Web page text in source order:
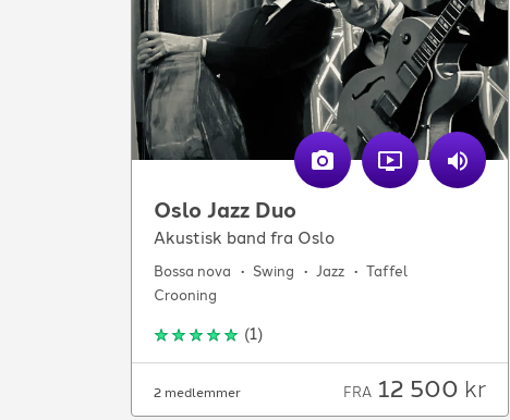
Oslo Jazz Duo
Akustisk band fra Oslo
Bossa nova Swing Jazz
Taffel
Crooning
(1)
2 medlemmer FRA 12 500 kr